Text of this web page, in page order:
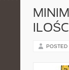
POSTED